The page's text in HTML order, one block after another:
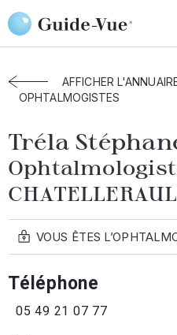
Aller au contenu principal
Accueil Annuaire des
Tréla Stéphane
AFFICHER
OPHTALMOGISTES
Tréla
VOUS ÊTES
Téléphone
05 49 21 07 77